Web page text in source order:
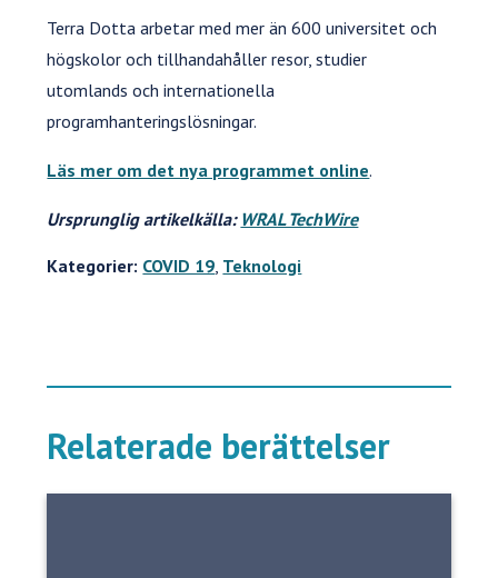
Terra Dotta arbetar med mer än 600 universitet och
högskolor och tillhandahåller resor, studier
utomlands och internationella
programhanteringslösningar.
Läs mer om det nya programmet online.
Ursprunglig artikelkälla: WRAL TechWire
Kategorier: COVID 19 Teknologi
Relaterade berättelser